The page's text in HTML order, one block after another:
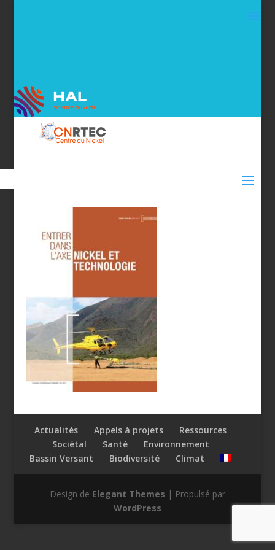
Actualités Appels à projets
Ressources
Sociétal
Santé
Environnement
Bassin Versant
Biodiversité Climat
Design de Elegant Themes | Propulsé par
WordPress